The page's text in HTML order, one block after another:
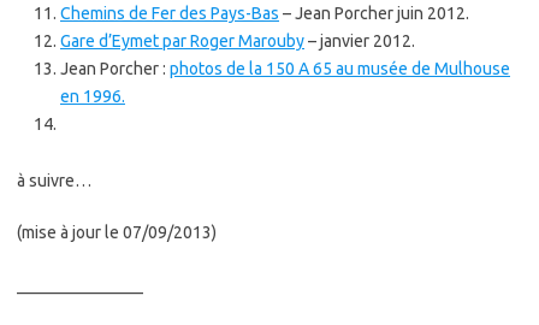
Chemins de Fer des Pays-Bas – Jean Porcher juin 2012.
Gare d’Eymet par Roger Marouby– janvier 2012.
Jean Porcher : photos de la 150 A 65 au musée de Mulhouse
en 1996.
à suivre…
(mise à jour le 07/09/2013)